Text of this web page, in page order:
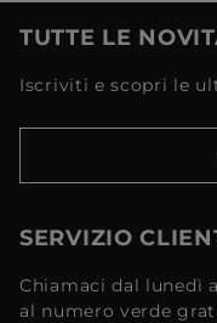
TUTTE LE
Iscriviti e scopri le
SERVIZIO
Chiamaci dal lunedì
al numero verde